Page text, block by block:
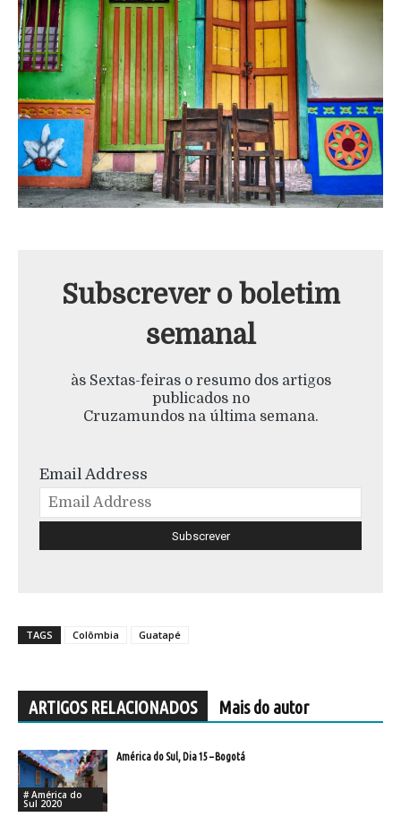
Subscrever o boletim
semanal
às Sextas-feiras o resumo dos artigos
publicados no
Cruzamundos na última semana.
Email Address
TAGS Colômbia Guatapé
ARTIGOS RELACIONADOS Mais do autor
# América do
Sul 2020
América do Sul, Dia 15 – Bogotá